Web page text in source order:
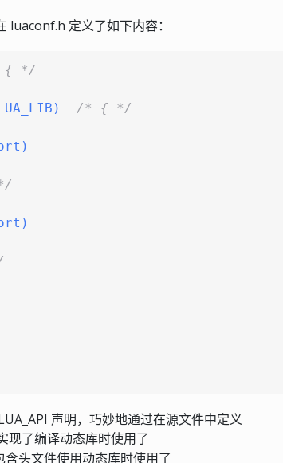
定义了如下内容：
{ */
/* { */
声明，巧妙地通过在源文件中定义
现了编译动态库时使用了
头文件使用动态库时使用了